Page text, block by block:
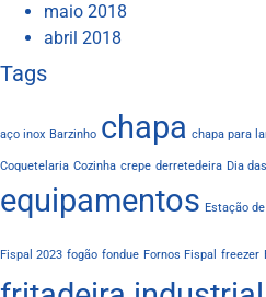
maio 2018
abril 2018
Tags
aço inox Barzinho chapa chapa para
Coquetelaria Cozinha crepe derretedeira Dia
equipamentos Estação
Fispal 2023 fogão fondue Fornos Fispal freezer